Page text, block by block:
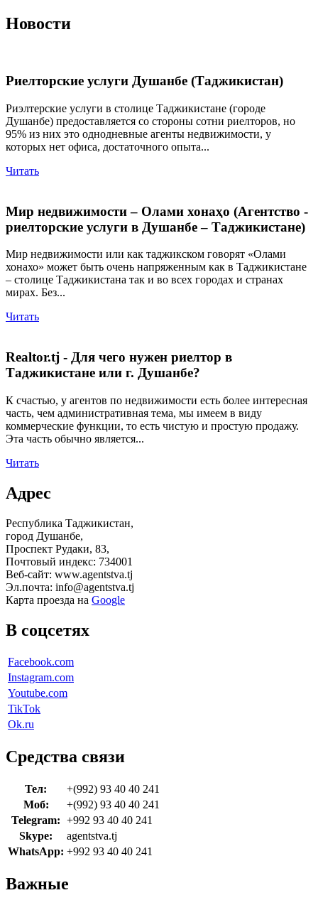
Новости
Риелторские услуги Душанбе (Таджикистан)
Риэлтерские услуги в столице Таджикистане (городе
Душанбе) предоставляется со стороны сотни риелторов, но
95% из них это однодневные агенты недвижимости, у
которых нет офиса, достаточного опыта...
Читать
Мир недвижимости – Олами хонаҳо (Агентство -
риелторские услуги в Душанбе – Таджикистане)
Мир недвижимости или как таджикском говорят «Олами
хонахо» может быть очень напряженным как в Таджикистане
– столице Таджикистана так и во всех городах и странах
мирах. Без...
Читать
Realtor.tj - Для чего нужен риелтор в
Таджикистане или г. Душанбе?
К счастью, у агентов по недвижимости есть более интересная
часть, чем административная тема, мы имеем в виду
коммерческие функции, то есть чистую и простую продажу.
Эта часть обычно является...
Читать
Адрес
Республика Таджикистан,
город Душанбе,
Проспект Рудаки, 83,
Почтовый индекс: 734001
Веб-сайт: www.agentstva.tj
Эл.почта: info@agentstva.tj
Карта проезда на Google
В соцсетях
Facebook.com
Instagram.com
Youtube.com
TikTok
Ok.ru
Средства связи
Тел:
+(992) 93 40 40 241
Моб:
+(992) 93 40 40 241
Telegram: +992 93 40 40 241
Skype:
agentstva.tj
WhatsApp: +992 93 40 40 241
Важные